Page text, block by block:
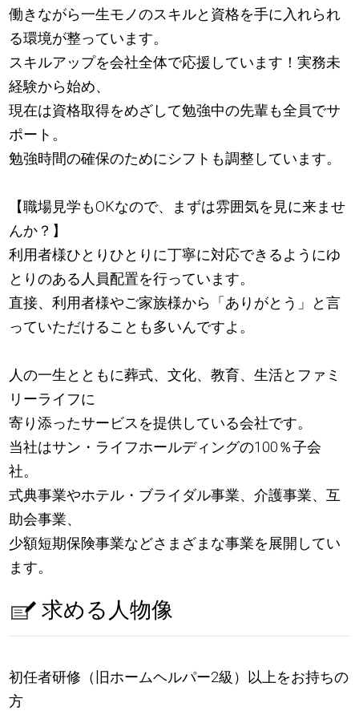
働きながら一生モノのスキルと資格を手に入れられ
る環境が整っています。
スキルアップを会社全体で応援しています！実務未
経験から始め、
現在は資格取得をめざして勉強中の先輩も全員でサ
ポート。
勉強時間の確保のためにシフトも調整しています。
【職場見学もOKなので、まずは雰囲気を見に来ませ
んか？】
利用者様ひとりひとりに丁寧に対応できるようにゆ
とりのある人員配置を行っています。
直接、利用者様やご家族様から「ありがとう」と言
っていただけることも多いんですよ。
人の一生とともに葬式、文化、教育、生活とファミ
リーライフに
寄り添ったサービスを提供している会社です。
当社はサン・ライフホールディングの100％子会
社。
式典事業やホテル・ブライダル事業、介護事業、互
助会事業、
少額短期保険事業などさまざまな事業を展開してい
ます。
求める人物像
初任者研修（旧ホームヘルパー2級）以上をお持ちの
方